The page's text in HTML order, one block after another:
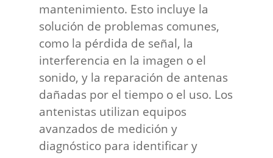
mantenimiento. Esto incluye la
solución de problemas comunes,
como la pérdida de señal, la
interferencia en la imagen o el
sonido, y la reparación de antenas
dañadas por el tiempo o el uso. Los
antenistas utilizan equipos
avanzados de medición y
diagnóstico para identificar y